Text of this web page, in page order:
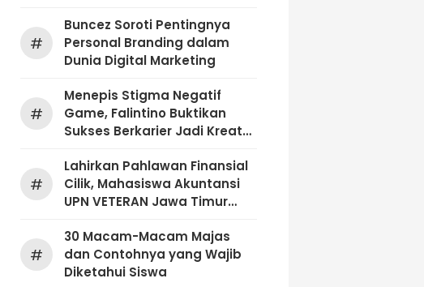
#
‎Buncez Soroti Pentingnya
Personal Branding dalam
Dunia Digital Marketing
#
Menepis Stigma Negatif
Game, Falintino Buktikan
Sukses Berkarier Jadi Kreator
#
Lahirkan Pahlawan Finansial
Cilik, Mahasiswa Akuntansi
UPN VETERAN Jawa Timur
Dengan Literasi Keuangan
Sejak Dini
#
30 Macam-Macam Majas
dan Contohnya yang Wajib
Diketahui Siswa